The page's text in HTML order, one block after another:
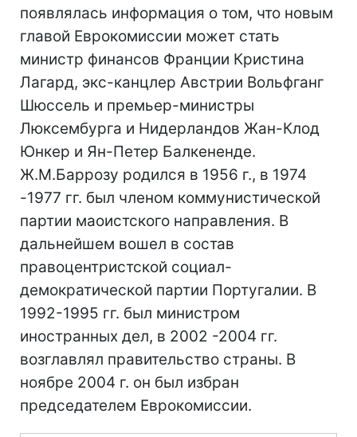
появлялась информация о том, что новым
главой Еврокомиссии может стать
министр финансов Франции Кристина
Лагард, экс-канцлер Австрии Вольфганг
Шюссель и премьер-министры
Люксембурга и Нидерландов Жан-Клод
Юнкер и Ян-Петер Балкененде.
Ж.М.Баррозу родился в 1956 г., в 1974
-1977 гг. был членом коммунистической
партии маоистского направления. В
дальнейшем вошел в состав
правоцентристской социал-
демократической партии Португалии. В
1992-1995 гг. был министром
иностранных дел, в 2002 -2004 гг.
возглавлял правительство страны. В
ноябре 2004 г. он был избран
председателем Еврокомиссии.